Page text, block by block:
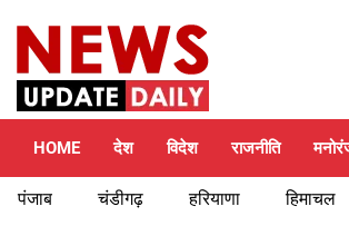
content
HOME देश विदेश राजनीति
पंजाब चंडीगढ़ हरियाणा हिमाचल